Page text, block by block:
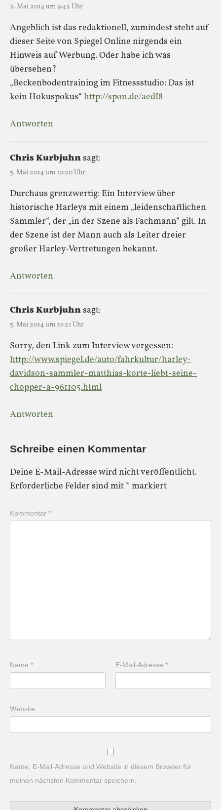
2. Mai 2014 um 9:42 Uhr
Angeblich ist das redaktionell, zumindest steht auf
dieser Seite von Spiegel Online nirgends ein
Hinweis auf Werbung. Oder habe ich was
übersehen?
„Beckenbodentraining im Fitnessstudio: Das ist
kein Hokuspokus“ http://spon.de/aedI8
Antworten
Chris Kurbjuhnsagt:
5. Mai 2014 um 10:20 Uhr
Durchaus grenzwertig: Ein Interview über
historische Harleys mit einem „leidenschaftlichen
Sammler“, der „in der Szene als Fachmann“ gilt. In
der Szene ist der Mann auch als Leiter dreier
großer Harley-Vertretungen bekannt.
Antworten
Chris Kurbjuhnsagt:
5. Mai 2014 um 10:21 Uhr
Sorry, den Link zum Interview vergessen:
http://www.spiegel.de/auto/fahrkultur/harley-
davidson-sammler-matthias-korte-liebt-seine-
chopper-a-961105.html
Antworten
Schreibe einen Kommentar
Deine E-Mail-Adresse wird nicht veröffentlicht.
Erforderliche Felder sind mit * markiert
Kommentar *
Name * E-Mail-Adresse*
Website
Name, E-Mail-Adresse und Website in diesem Browser für
meinen nächsten Kommentar speichern.